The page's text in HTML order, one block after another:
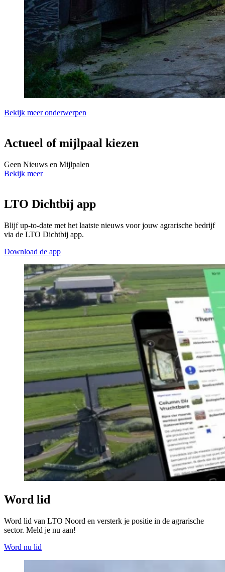
Bekijk meer onderwerpen
Actueel of mijlpaal kiezen
Geen Nieuws en Mijlpalen
Bekijk meer
LTO Dichtbij app
Blijf up-to-date met het laatste nieuws voor jouw agrarische bedrijf
via de LTO Dichtbij app.
Download de app
Word lid
Word lid van LTO Noord en versterk je positie in de agrarische
sector. Meld je nu aan!
Word nu lid